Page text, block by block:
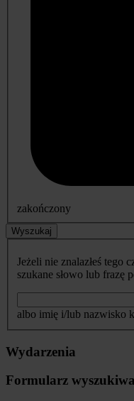
zakończony
Wyszukaj
Jeżeli nie znalazłeś tego
szukane słowo lub frazę
albo imię i/lub nazwisko
Wydarzenia
Formularz